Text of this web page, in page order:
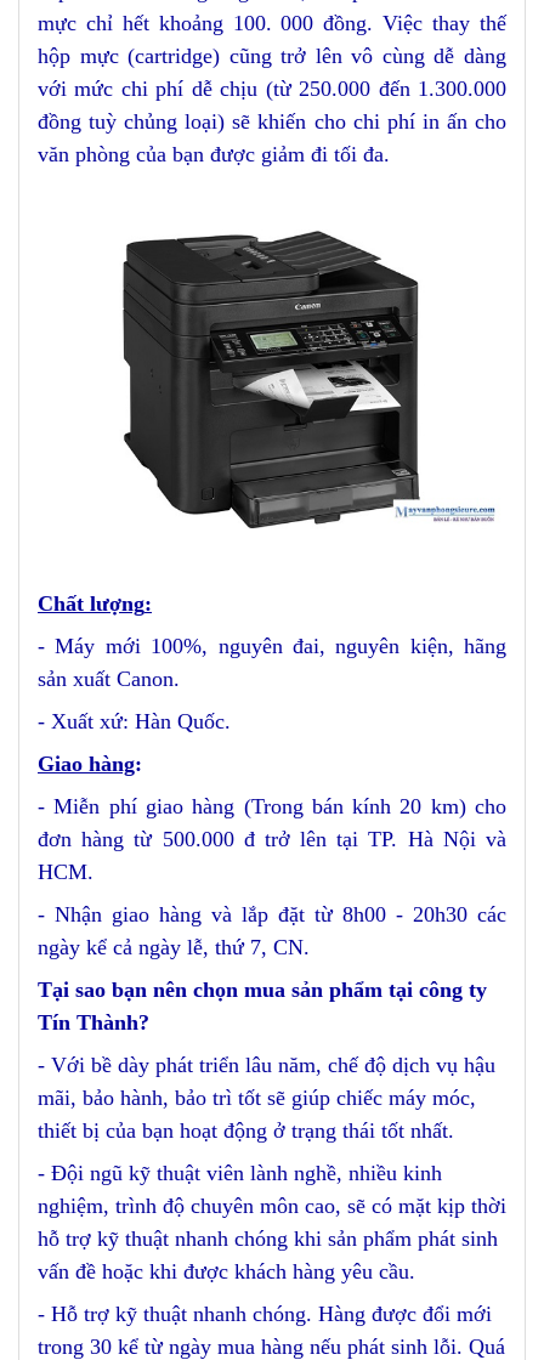
mực chỉ hết khoảng 100. 000 đồng. Việc thay thế
hộp mực (cartridge) cũng trở lên vô cùng dễ dàng
với mức chi phí dễ chịu (từ 250.000 đến 1.300.000
đồng tuỳ chủng loại) sẽ khiến cho chi phí in ấn cho
văn phòng của bạn được giảm đi tối đa.
Chất lượng:
- Máy mới 100%, nguyên đai, nguyên kiện, hãng
sản xuất Canon.
- Xuất xứ: Hàn Quốc.
Giao hàng:
- Miễn phí giao hàng (Trong bán kính 20 km) cho
đơn hàng từ 500.000 đ trở lên tại TP. Hà Nội và
HCM.
- Nhận giao hàng và lắp đặt từ 8h00 - 20h30 các
ngày kể cả ngày lễ, thứ 7, CN.
Tại sao bạn nên chọn mua sản phẩm tại công ty
Tín Thành?
- Với bề dày phát triển lâu năm, chế độ dịch vụ hậu
mãi, bảo hành, bảo trì tốt sẽ giúp chiếc máy móc,
thiết bị của bạn hoạt động ở trạng thái tốt nhất.
- Đội ngũ kỹ thuật viên lành nghề, nhiều kinh
nghiệm, trình độ chuyên môn cao, sẽ có mặt kịp thời
hỗ trợ kỹ thuật nhanh chóng khi sản phẩm phát sinh
vấn đề hoặc khi được khách hàng yêu cầu.
- Hỗ trợ kỹ thuật nhanh chóng. Hàng được đổi mới
trong 30 kể từ ngày mua hàng nếu phát sinh lỗi. Quá